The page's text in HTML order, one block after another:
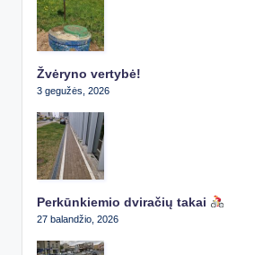
Žvėryno vertybė!
3 gegužės, 2026
Perkūnkiemio dviračių takai
27 balandžio, 2026